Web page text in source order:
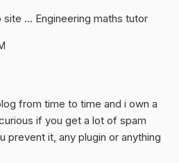
site … Engineering maths tutor
from time to time and i own a
if you get a lot of spam
prevent it, any plugin or anything